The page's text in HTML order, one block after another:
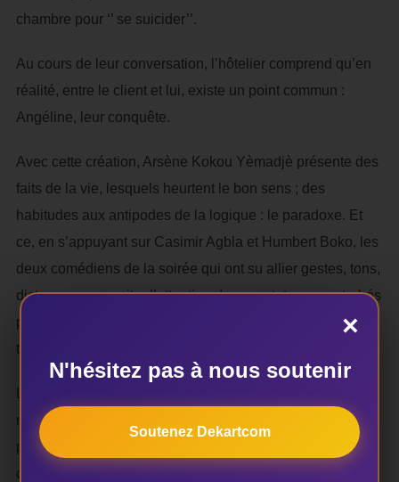
chambre pour ‘’ se suicider’’.
Au cours de leur conversation, l’hôtelier comprend qu’en
réalité, entre le client et lui, existe un point commun :
Angéline, leur conquête.
Avec cette création, Arsène Kokou Yèmadjè présente des
faits de la vie, lesquels heurtent le bon sens ; des
habitudes aux antipodes de la logique : le paradoxe. Et
ce, en s’appuyant sur Casimir Agbla et Humbert Boko, les
deux comédiens de la soirée qui ont su allier gestes, tons,
dictons pour susciter l’attention des spectateurs, perturbés
par moment par de vrombissements et bruits de
téléphones – portables.
recevoir des gens désireux de se donner la mort. On y va
pour se donner un vif plaisir… C’est une absurdité que
d’entreprendre un projet pareil.
×
N'hésitez pas à nous soutenir
Soutenez Dekartcom